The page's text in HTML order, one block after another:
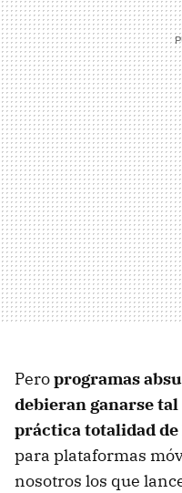
Peroprogramas
debieran ganarse
práctica totalidad de
para plataformas
nosotros los que